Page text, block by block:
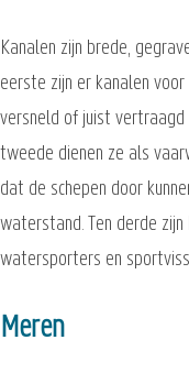
Kanalen zijn brede,
eerste zijn er kanalen
versneld of juist vertraagd
tweede dienen ze als
dat de schepen door
waterstand. Ten derde
watersporters en
Meren